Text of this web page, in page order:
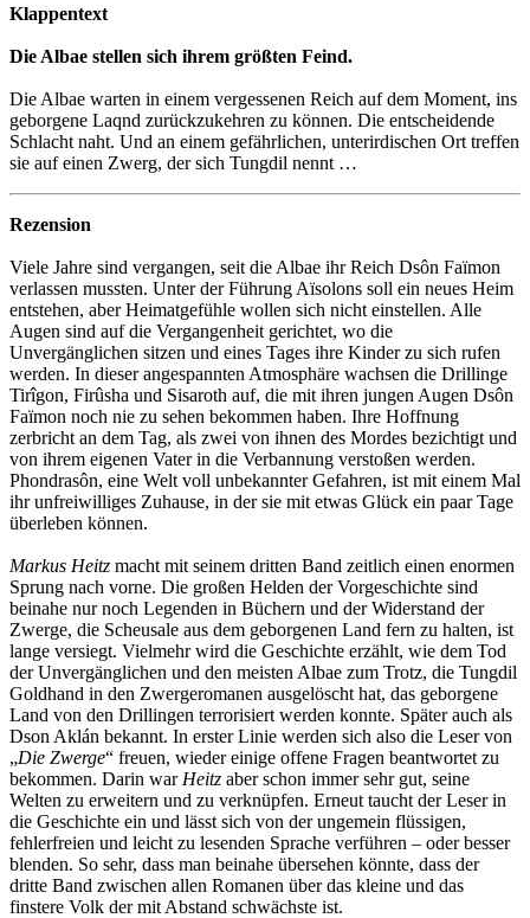
Klappentext
Die Albae stellen sich ihrem größten Feind.
Die Albae warten in einem vergessenen Reich auf dem Moment, ins
geborgene Laqnd zurückzukehren zu können. Die entscheidende
Schlacht naht. Und an einem gefährlichen, unterirdischen Ort treffen
sie auf einen Zwerg, der sich Tungdil nennt …
Rezension
Viele Jahre sind vergangen, seit die Albae ihr Reich Dsôn Faïmon
verlassen mussten. Unter der Führung Aïsolons soll ein neues Heim
entstehen, aber Heimatgefühle wollen sich nicht einstellen. Alle
Augen sind auf die Vergangenheit gerichtet, wo die
Unvergänglichen sitzen und eines Tages ihre Kinder zu sich rufen
werden. In dieser angespannten Atmosphäre wachsen die Drillinge
Tirîgon, Firûsha und Sisaroth auf, die mit ihren jungen Augen Dsôn
Faïmon noch nie zu sehen bekommen haben. Ihre Hoffnung
zerbricht an dem Tag, als zwei von ihnen des Mordes bezichtigt und
von ihrem eigenen Vater in die Verbannung verstoßen werden.
Phondrasôn, eine Welt voll unbekannter Gefahren, ist mit einem Mal
ihr unfreiwilliges Zuhause, in der sie mit etwas Glück ein paar Tage
überleben können.
Markus Heitz macht mit seinem dritten Band zeitlich einen enormen
Sprung nach vorne. Die großen Helden der Vorgeschichte sind
beinahe nur noch Legenden in Büchern und der Widerstand der
Zwerge, die Scheusale aus dem geborgenen Land fern zu halten, ist
lange versiegt. Vielmehr wird die Geschichte erzählt, wie dem Tod
der Unvergänglichen und den meisten Albae zum Trotz, die Tungdil
Goldhand in den Zwergeromanen ausgelöscht hat, das geborgene
Land von den Drillingen terrorisiert werden konnte. Später auch als
Dson Aklán bekannt. In erster Linie werden sich also die Leser von
„Die Zwerge“ freuen, wieder einige offene Fragen beantwortet zu
bekommen. Darin war Heitz aber schon immer sehr gut, seine
Welten zu erweitern und zu verknüpfen. Erneut taucht der Leser in
die Geschichte ein und lässt sich von der ungemein flüssigen,
fehlerfreien und leicht zu lesenden Sprache verführen – oder besser
blenden. So sehr, dass man beinahe übersehen könnte, dass der
dritte Band zwischen allen Romanen über das kleine und das
finstere Volk der mit Abstand schwächste ist.